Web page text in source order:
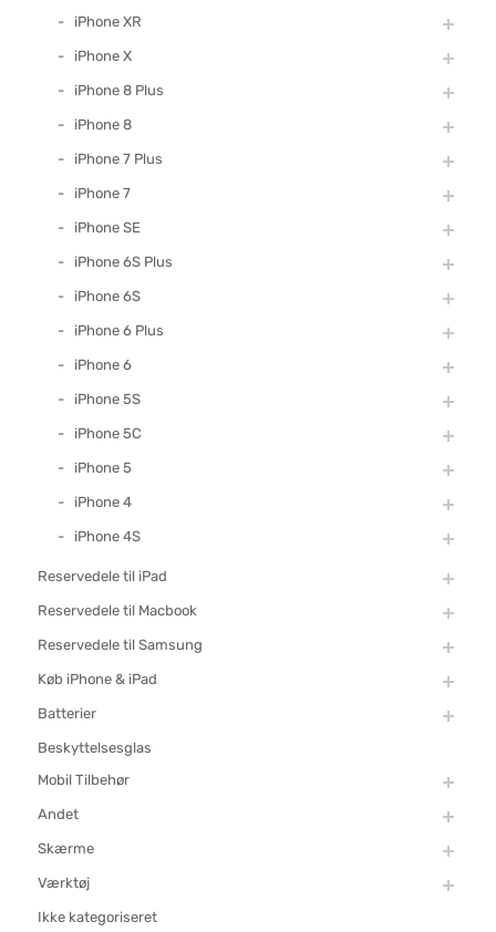
iPhone XR
iPhone X
iPhone 8 Plus
iPhone 8
iPhone 7 Plus
iPhone 7
iPhone SE
iPhone 6S Plus
iPhone 6S
iPhone 6 Plus
iPhone 6
iPhone 5S
iPhone 5C
iPhone 5
iPhone 4
iPhone 4S
Reservedele til iPad
Reservedele til Macbook
Reservedele til Samsung
Køb iPhone & iPad
Batterier
Beskyttelsesglas
Mobil Tilbehør
Andet
Skærme
Værktøj
Ikke kategoriseret